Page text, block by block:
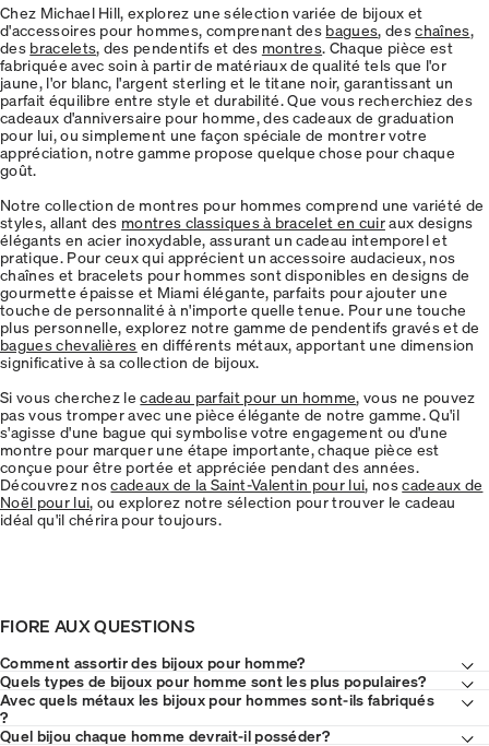
Chez Michael Hill, explorez une sélection variée de bijoux et
d'accessoires pour hommes, comprenant des bagues, deschaînes,
des bracelets, des pendentifs et des montres. Chaque pièce est
fabriquée avec soin à partir de matériaux de qualité tels que l'or
jaune, l'or blanc, l'argent sterling et le titane noir, garantissant un
parfait équilibre entre style et durabilité. Que vous recherchiez des
cadeaux d'anniversaire pour homme, des cadeaux de graduation
pour lui, ou simplement une façon spéciale de montrer votre
appréciation, notre gamme propose quelque chose pour chaque
goût.
Notre collection de montres pour hommes comprend une variété de
styles, allant des montres classiques à bracelet en cuiraux designs
élégants en acier inoxydable, assurant un cadeau intemporel et
pratique. Pour ceux qui apprécient un accessoire audacieux, nos
chaînes et bracelets pour hommes sont disponibles en designs de
gourmette épaisse et Miami élégante, parfaits pour ajouter une
touche de personnalité à n'importe quelle tenue. Pour une touche
plus personnelle, explorez notre gamme de pendentifs gravés et de
bagues chevalières en différents métaux, apportant une dimension
significative à sa collection de bijoux.
Si vous cherchez lecadeau parfait pour un homme, vous ne pouvez
pas vous tromper avec une pièce élégante de notre gamme. Qu'il
s'agisse d'une bague qui symbolise votre engagement ou d'une
montre pour marquer une étape importante, chaque pièce est
conçue pour être portée et appréciée pendant des années.
Découvrez noscadeaux de la Saint-Valentin pour lui, noscadeaux de
Noël pour lui, ou explorez notre sélection pour trouver le cadeau
idéal qu'il chérira pour toujours.
FIORE AUX QUESTIONS
Comment assortir des bijoux pour homme?
Quels types de bijoux pour homme sont les plus populaires?
Avec quels métaux les bijoux pour hommes sont-ils fabriqués
?
Quel bijou chaque homme devrait-il posséder?